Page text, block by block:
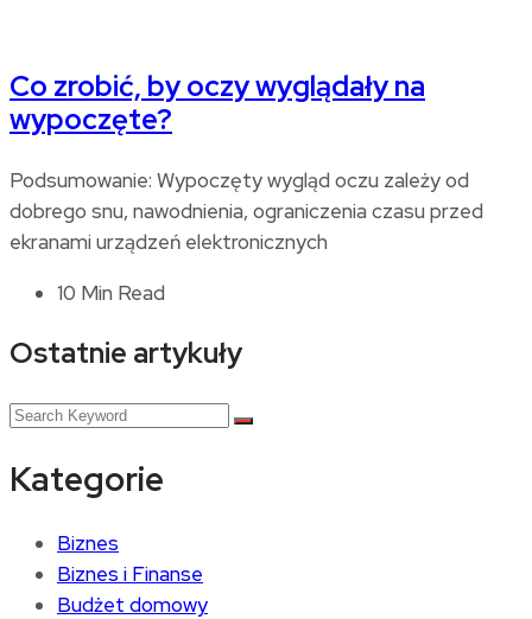
Co zrobić, by oczy wyglądały na
wypoczęte?
Podsumowanie: Wypoczęty wygląd oczu zależy od
dobrego snu, nawodnienia, ograniczenia czasu przed
ekranami urządzeń elektronicznych
10 Min Read
Ostatnie artykuły
Kategorie
Biznes
Biznes i Finanse
Budżet domowy